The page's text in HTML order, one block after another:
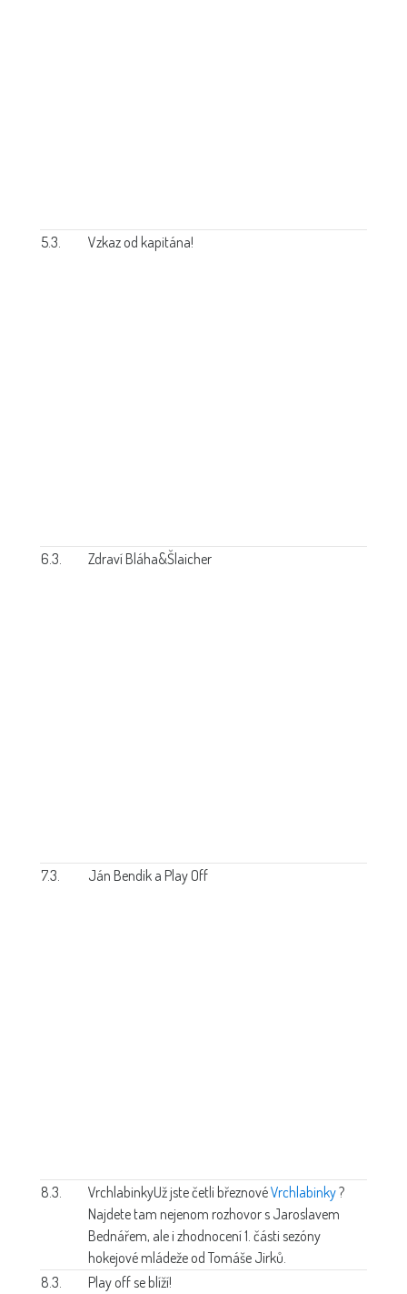
5.3. Vzkaz od kapitána!
6.3. Zdraví Bláha&Šlaicher
7.3. Ján Bendik a Play Off
8.3. VrchlabinkyUž jste četli březnovéVrchlabinky?
Najdete tam nejenom rozhovor s Jaroslavem
Bednářem, ale i zhodnocení 1. části sezóny
hokejové mládeže od Tomáše Jirků.
8.3.
Play off se blíží!